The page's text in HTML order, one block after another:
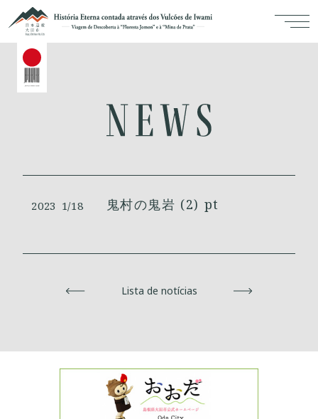
2023 1/18 鬼村の鬼岩 (2) pt
Lista de notícias